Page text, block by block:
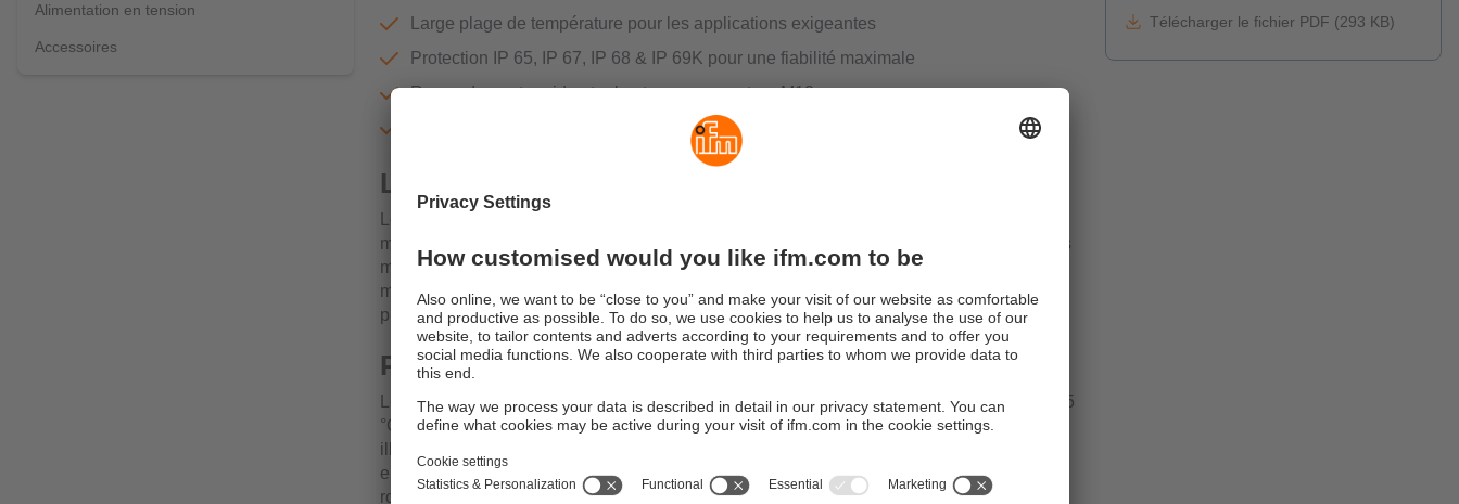
Alimentation en tension
Accessoires
Large plage de température pour les applications exigeantes
Protection IP 65, IP 67, IP 68 & IP 69K pour une fiabilité maximale
Raccordement rapide et robuste par connecteur M12
Léger, petit et puissant
masses supplémentaires doivent être minimisées : en automatisation industrielle, dans les
machines-outils ou sur des bras de robots à mouvements rapides. Ces détecteurs
miniatures se caractérisent par des portées qui sont aussi grandes que celles de boîtiers
plus grands.
Prêt pour chaque application
Le boîtier inox rend ce détecteur extrêmement robuste, la plage de température de -40 à 85
°C et l'indice de protection IP 65 à IP 69K ouvrent des possibilités d'application presque
illimitées. L'indication de commutation par LED est facilement visible, même dans les
endroits inaccessibles, le connecteur M12 standard permet un raccordement rapide et
robuste.
Télécharger le fichier PDF (293 KB)